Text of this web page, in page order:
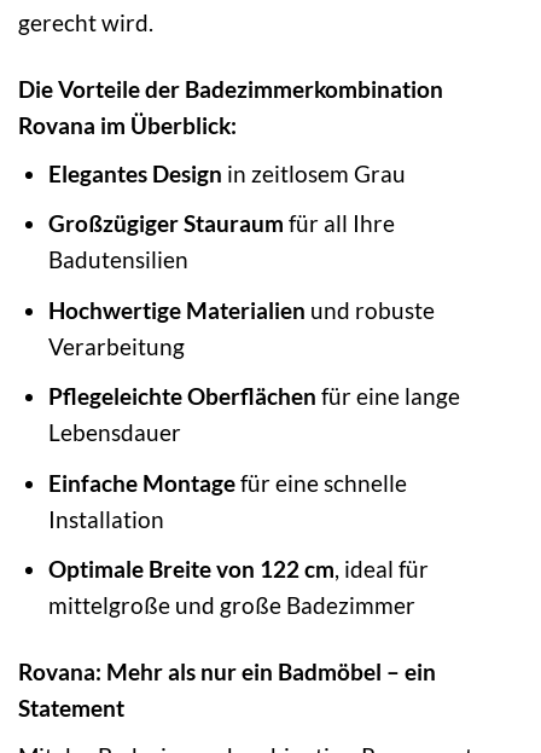
gerecht wird.
Die Vorteile der Badezimmerkombination
Rovana im Überblick:
Elegantes Design in zeitlosem Grau
Großzügiger Stauraum für all Ihre
Badutensilien
Hochwertige Materialien und robuste
Verarbeitung
Pflegeleichte Oberflächen für eine lange
Lebensdauer
Einfache Montagefür eine schnelle
Installation
Optimale Breite von 122 cm, ideal für
mittelgroße und große Badezimmer
Rovana: Mehr als nur ein Badmöbel – ein
Statement